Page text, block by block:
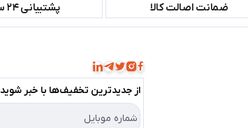
ضمانت اصالت کالا پشتیبانی ۲۴ ساعته
از جدید‌ترین تخفیف‌ها با‌ خبر شوید